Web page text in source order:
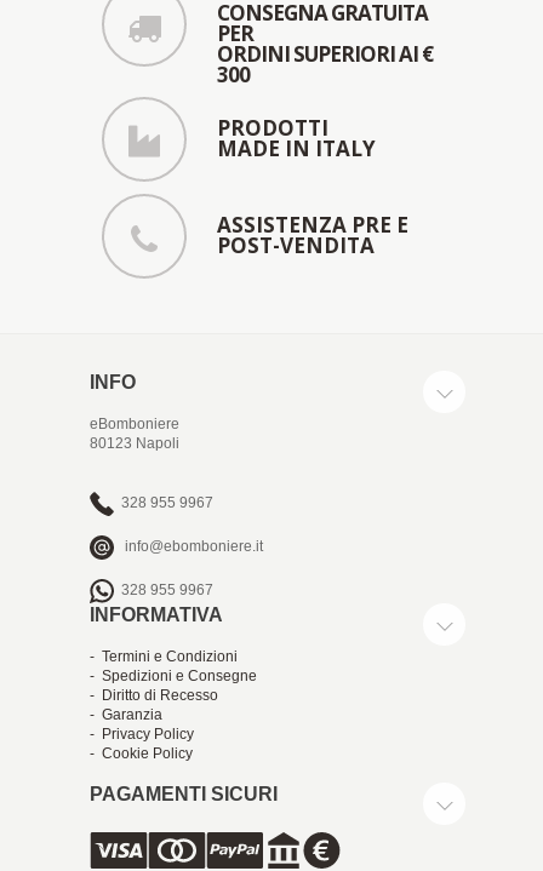
CONSEGNA GRATUITA
PER
ORDINI SUPERIORI AI €
300
PRODOTTI
MADE IN ITALY
ASSISTENZA PRE E
POST-VENDITA
INFO
eBomboniere
80123 Napoli
328 955 9967
info@ebomboniere.it
328 955 9967
INFORMATIVA
- Termini e Condizioni
- Spedizioni e Consegne
- Diritto di Recesso
- Garanzia
- Privacy Policy
- Cookie Policy
PAGAMENTI SICURI